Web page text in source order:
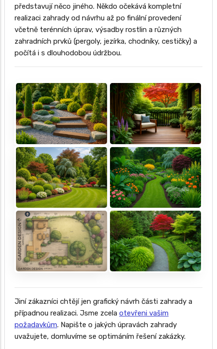
představují něco jiného. Někdo očekává kompletní
realizaci zahrady od návrhu až po finální provedení
včetně terénních úprav, výsadby rostlin a různých
zahradních prvků (pergoly, jezírka, chodníky, cestičky) a
počítá i s dlouhodobou údržbou.
Jiní zákazníci chtějí jen grafický návrh části zahrady a
případnou realizaci. Jsme zcela otevřeni vašim
požadavkům. Napište o jakých úpravách zahrady
uvažujete, domluvíme se optimáním řešení zakázky.